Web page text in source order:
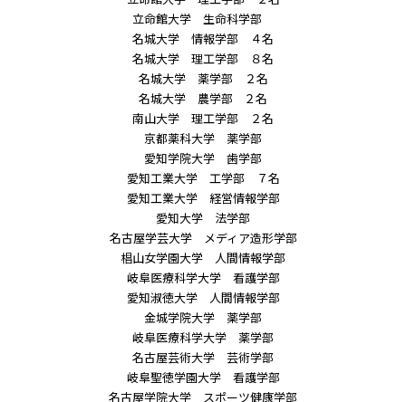
立命館大学 生命科学部
名城大学 情報学部 ４名
名城大学 理工学部 ８名
名城大学 薬学部 ２名
名城大学 農学部 ２名
南山大学 理工学部 ２名
京都薬科大学 薬学部
愛知学院大学 歯学部
愛知工業大学 工学部 ７名
愛知工業大学 経営情報学部
愛知大学 法学部
名古屋学芸大学 メディア造形学部
椙山女学園大学 人間情報学部
岐阜医療科学大学 看護学部
愛知淑徳大学 人間情報学部
金城学院大学 薬学部
岐阜医療科学大学 薬学部
名古屋芸術大学 芸術学部
岐阜聖徳学園大学 看護学部
名古屋学院大学 スポーツ健康学部